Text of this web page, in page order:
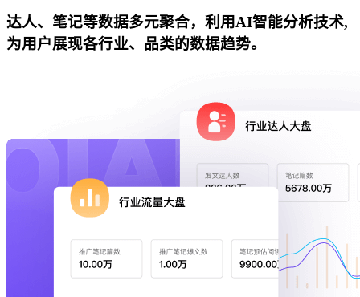
达人、笔记等数据多元聚合，利用AI智能分析技术,
为用户展现各行业、品类的数据趋势。